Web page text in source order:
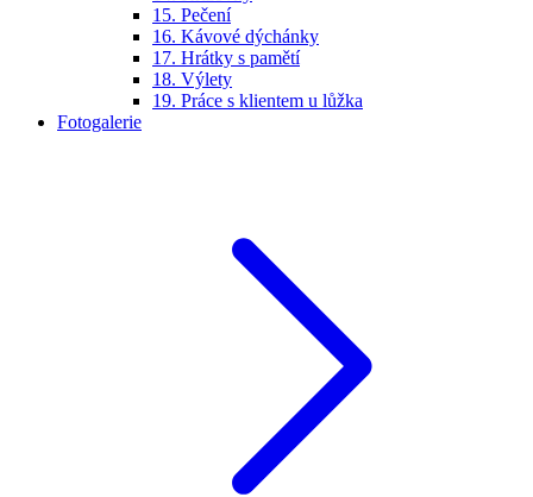
15. Pečení
16. Kávové dýchánky
17. Hrátky s pamětí
18. Výlety
19. Práce s klientem u lůžka
Fotogalerie